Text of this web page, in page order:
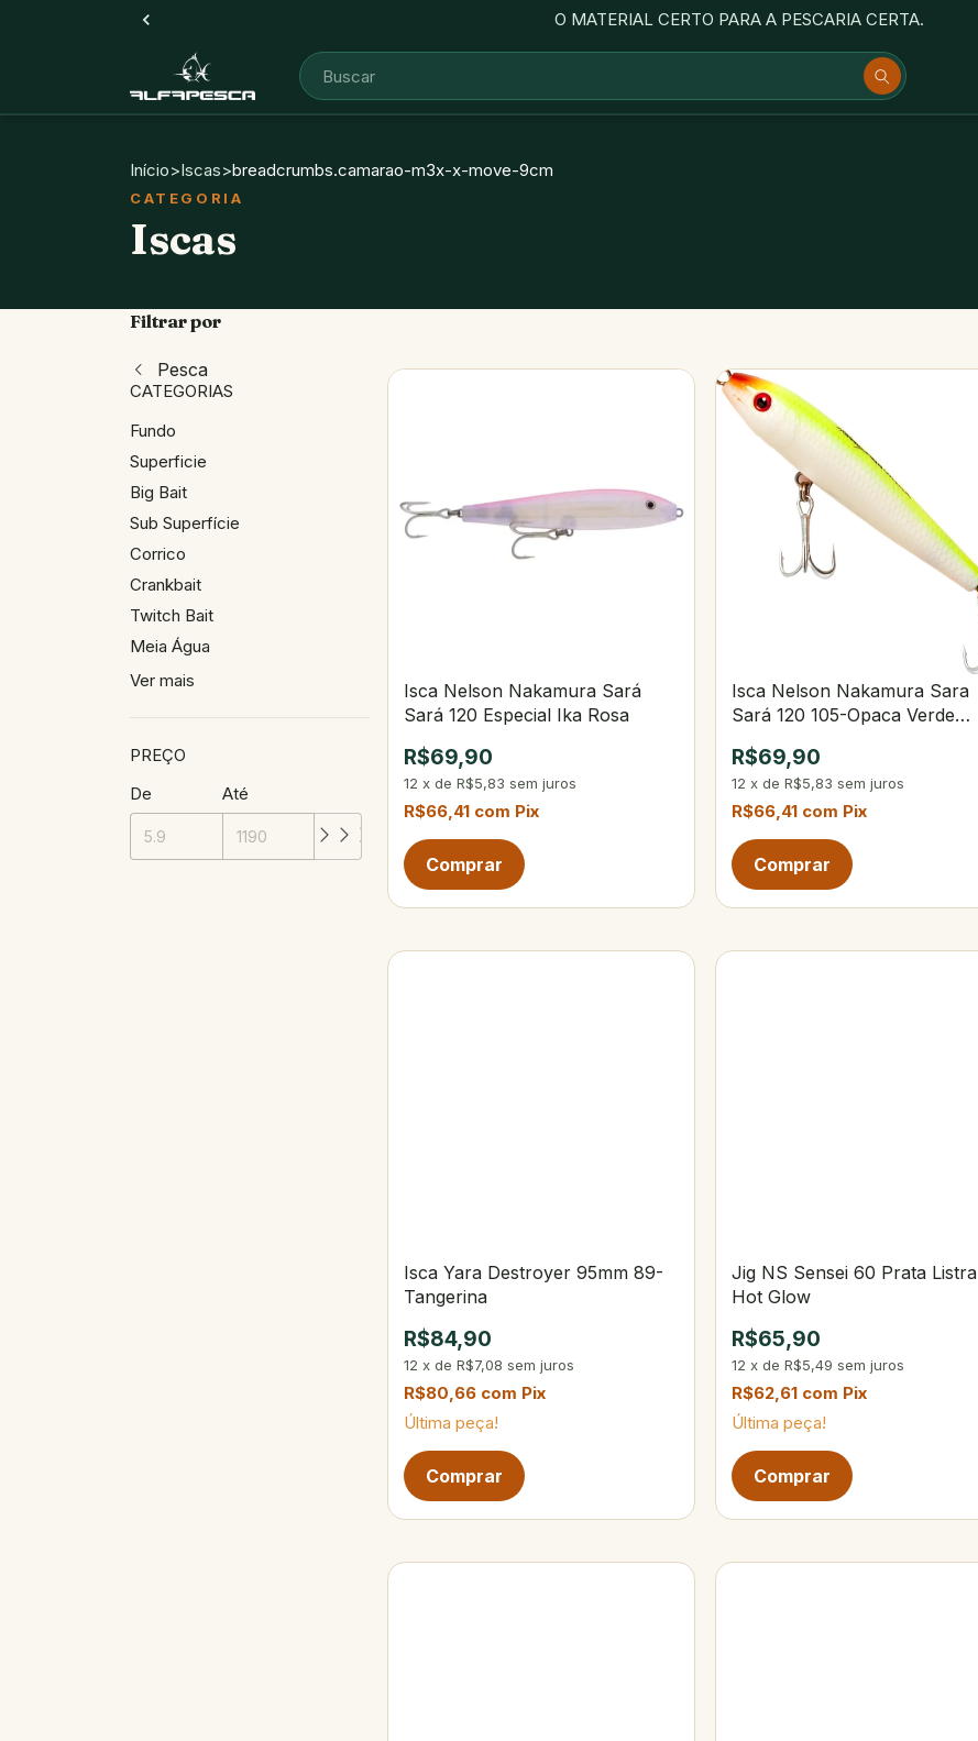
O MATERIAL CERTO PARA A PESCARIA CERTA.
Início>Iscas>breadcrumbs.camarao-m3x-x-move-9cm
Iscas
Filtrar por
Pesca
CATEGORIAS
Fundo
Superficie
Big Bait
Sub Superfície
Corrico
Crankbait
Twitch Bait
Meia Água
Ver mais
PREÇO
De
Até
Isca Nelson Nakamura Sará
Sará 120 Especial Ika Rosa
R$69,90
12 xdeR$5,83 sem juros
R$66,41 com Pix
Isca Nelson Nakamura Sara
Sará 120 105-Opaca Verde
R$69,90
12 x de R$5,83 sem juros
R$66,41 com Pix
Isca Yara Destroyer 95mm 89-
Tangerina
R$84,90
12 xdeR$7,08 sem juros
R$80,66 com Pix
Última peça!
Jig NS Sensei 60 Prata Listra
Hot Glow
R$65,90
12 x de R$5,49 sem juros
R$62,61 com Pix
Última peça!